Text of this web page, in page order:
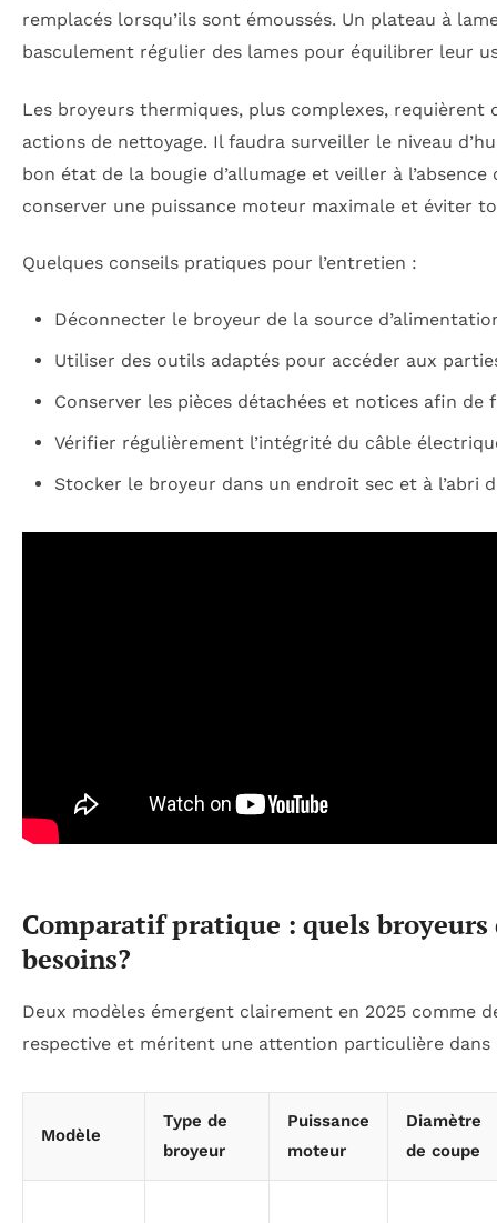
remplacés lorsqu’ils sont émoussés. Un plateau à
basculement régulier des lames pour équilibrer leur
Les broyeurs thermiques, plus complexes, requièrent
actions de nettoyage. Il faudra surveiller le niveau
bon état de la bougie d’allumage et veiller à
conserver une puissance moteur maximale et éviter
Quelques conseils pratiques pour l’entretien :
Déconnecter le broyeur de la source
Utiliser des outils adaptés pour accéder aux
Conserver les pièces détachées et notices afin
Vérifier régulièrement l’intégrité du câble
Stocker le broyeur dans un endroit sec et à l’abri
Comparatif pratique : quels
besoins?
Deux modèles émergent clairement en 2025 comme
respective et méritent une attention particulière
Modèle
Type de
broyeur
Puissance
moteur
Diamètre
de coupe